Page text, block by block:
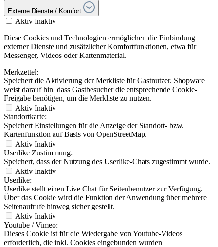
Externe Dienste / Komfort
Aktiv Inaktiv
Diese Cookies und Technologien ermöglichen die Einbindung
externer Dienste und zusätzlicher Komfortfunktionen, etwa für
Messenger, Videos oder Kartenmaterial.
Merkzettel:
Speichert die Aktivierung der Merkliste für Gastnutzer. Shopware
weist darauf hin, dass Gastbesucher die entsprechende Cookie-
Freigabe benötigen, um die Merkliste zu nutzen.
Aktiv Inaktiv
Standortkarte:
Speichert Einstellungen für die Anzeige der Standort- bzw.
Kartenfunktion auf Basis von OpenStreetMap.
Aktiv Inaktiv
Userlike Zustimmung:
Speichert, dass der Nutzung des Userlike-Chats zugestimmt wurde.
Aktiv Inaktiv
Userlike:
Userlike stellt einen Live Chat für Seitenbenutzer zur Verfügung.
Über das Cookie wird die Funktion der Anwendung über mehrere
Seitenaufrufe hinweg sicher gestellt.
Aktiv Inaktiv
Youtube / Vimeo:
Dieses Cookie ist für die Wiedergabe von Youtube-Videos
erforderlich, die inkl. Cookies eingebunden wurden.